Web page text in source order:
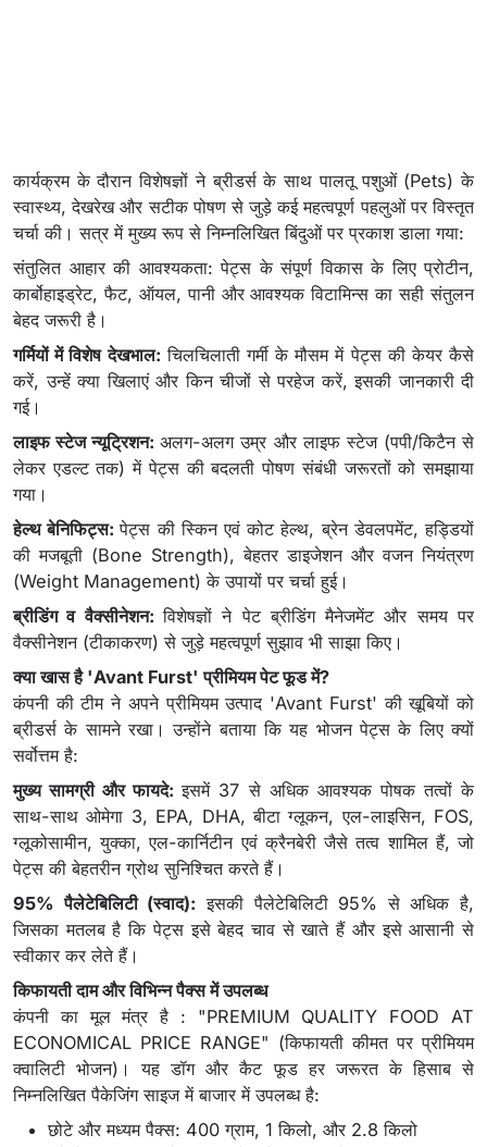
कार्यक्रम के दौरान विशेषज्ञों ने ब्रीडर्स के साथ पालतू पशुओं (Pets) के
स्वास्थ्य, देखरेख और सटीक पोषण से जुड़े कई महत्वपूर्ण पहलुओं पर विस्तृत
चर्चा की। सत्र में मुख्य रूप से निम्नलिखित बिंदुओं पर प्रकाश डाला गया:
संतुलित आहार की आवश्यकता: पेट्स के संपूर्ण विकास के लिए प्रोटीन,
कार्बोहाइड्रेट, फैट, ऑयल, पानी और आवश्यक विटामिन्स का सही संतुलन
बेहद जरूरी है।
गर्मियों में विशेष देखभाल: चिलचिलाती गर्मी के मौसम में पेट्स की केयर कैसे
करें, उन्हें क्या खिलाएं और किन चीजों से परहेज करें, इसकी जानकारी दी
गई।
लाइफ स्टेज न्यूट्रिशन:अलग-अलग उम्र और लाइफ स्टेज (पपी/किटैन से
लेकर एडल्ट तक) में पेट्स की बदलती पोषण संबंधी जरूरतों को समझाया
गया।
हेल्थ बेनिफिट्स:पेट्स की स्किन एवं कोट हेल्थ, ब्रेन डेवलपमेंट, हड्डियों
की मजबूती (Bone Strength), बेहतर डाइजेशन और वजन नियंत्रण
(Weight Management) के उपायों पर चर्चा हुई।
ब्रीडिंग व वैक्सीनेशन:विशेषज्ञों ने पेट ब्रीडिंग मैनेजमेंट और समय पर
वैक्सीनेशन (टीकाकरण) से जुड़े महत्वपूर्ण सुझाव भी साझा किए।
क्या खास है 'Avant Furst' प्रीमियम पेट फूड में?
कंपनी की टीम ने अपने प्रीमियम उत्पाद 'Avant Furst' की खूबियों को
ब्रीडर्स के सामने रखा। उन्होंने बताया कि यह भोजन पेट्स के लिए क्यों
सर्वोत्तम है:
मुख्य सामग्री और फायदे:इसमें 37 से अधिक आवश्यक पोषक तत्वों के
साथ-साथ ओमेगा 3, EPA, DHA, बीटा ग्लूकन, एल-लाइसिन, FOS,
ग्लूकोसामीन, युक्का, एल-कार्निटीन एवं क्रैनबेरी जैसे तत्व शामिल हैं, जो
पेट्स की बेहतरीन ग्रोथ सुनिश्चित करते हैं।
95% पैलेटेबिलिटी (स्वाद): इसकी पैलेटेबिलिटी 95% से अधिक है,
जिसका मतलब है कि पेट्स इसे बेहद चाव से खाते हैं और इसे आसानी से
स्वीकार कर लेते हैं।
किफायती दाम और विभिन्न पैक्स में उपलब्ध
कंपनी का मूल मंत्र है : "PREMIUM QUALITY FOOD AT
ECONOMICAL PRICE RANGE" (किफायती कीमत पर प्रीमियम
क्वालिटी भोजन)। यह डॉग और कैट फूड हर जरूरत के हिसाब से
निम्नलिखित पैकेजिंग साइज में बाजार में उपलब्ध है:
छोटे और मध्यम पैक्स: 400 ग्राम, 1 किलो, और 2.8 किलो